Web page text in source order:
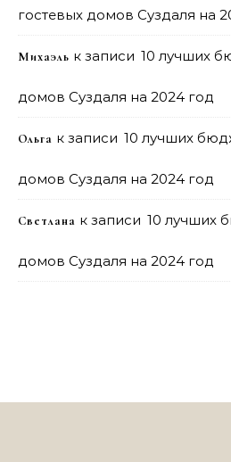
гостевых домов Суздаля на
Михаэль к записи 10 лучших
домов Суздаля на 2024 год
Ольга к записи 10 лучших
домов Суздаля на 2024 год
Светлана к записи 10 лучших
домов Суздаля на 2024 год